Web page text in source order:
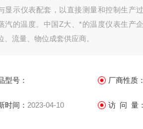
显示仪表配套，以直接测量和控制生产
汽的温度。中国Z大、*的温度仪表生产
、流量、物位成套供应商。
型号： 厂商性质：
时间： 2023-04-10 访 问 量：